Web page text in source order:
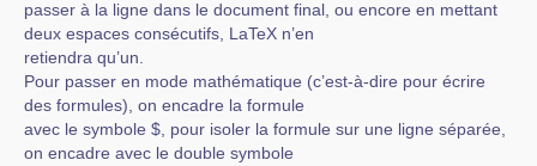
passer à la ligne dans le document final, ou encore en mettant
deux espaces consécutifs, LaTeX n’en
retiendra qu’un.
Pour passer en mode mathématique (c’est-à-dire pour écrire
des formules), on encadre la formule
avec le symbole $, pour isoler la formule sur une ligne séparée,
on encadre avec le double symbole